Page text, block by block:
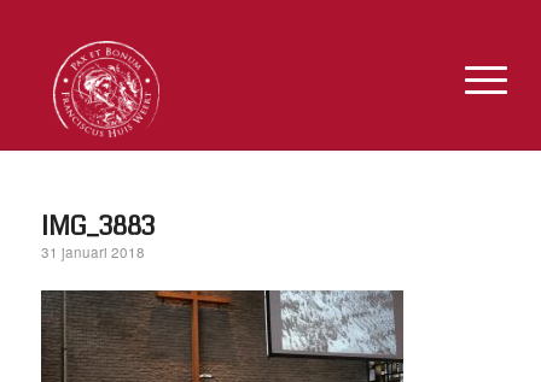
IMG_3883
31 januari 2018